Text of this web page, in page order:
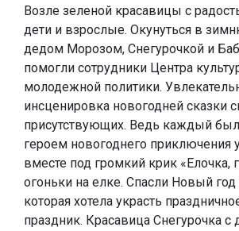
Возле зеленой красавицы с
дети и взрослые. Окунуться в
дедом Морозом, Снегурочкой и
помогли сотрудники Центра
молодежной политики.
инсценировка новогодней сказки
присутствующих. Ведь каждый
героем новогоднего приключения
вместе под громкий крик «Елочка,
огоньки на елке. Спасли Новый год
которая хотела украсть
праздник. Красавица Снегурочка с